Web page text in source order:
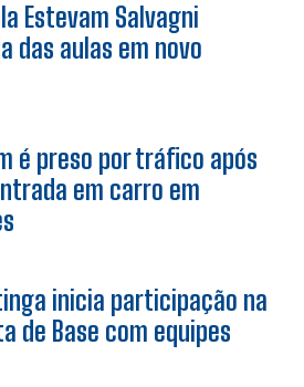
Estevam Salvagni
das aulas em novo
é preso por tráfico após
em carro em
inicia participação na
de Base com equipes